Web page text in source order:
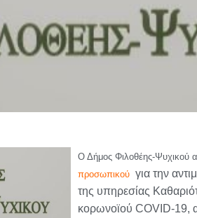
Ο Δήμος Φιλοθέης-Ψυχικού
προσωπικού για την
της υπηρεσίας
κορωνοϊού COVID-19,